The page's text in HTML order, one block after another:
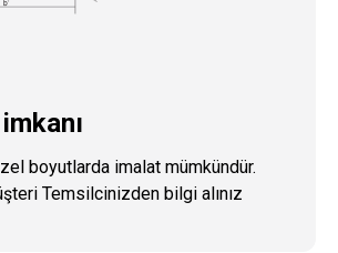
boyutlarda imalat mümkündür.
Temsilcinizden bilgi alınız